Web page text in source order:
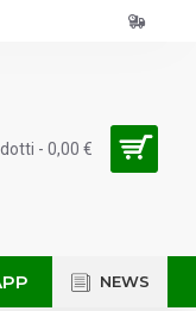
- 0,00 €
NEWS